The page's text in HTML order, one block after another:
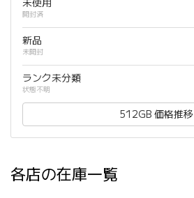
未使用
開封済
新品
未開封
ランク未分類
状態不明
512GB 価格推移
各店の在庫一覧